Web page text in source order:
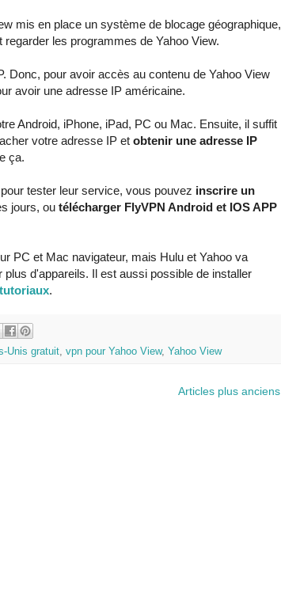
mis en place un système de blocage géographique,
les programmes de Yahoo View.
Donc, pour avoir accès au contenu de Yahoo View
avoir une adresse IP américaine.
Android, iPhone, iPad, PC ou Mac. Ensuite, il suffit
votre adresse IP et obtenir une adresse IP
ça.
tester leur service, vous pouvez inscrire un
jours, ou télécharger FlyVPN Android et IOS APP
PC et Mac navigateur, mais Hulu et Yahoo va
d'appareils. Il est aussi possible de installer
.
Unis gratuit, vpn pour Yahoo View, Yahoo View
Articles plus anciens